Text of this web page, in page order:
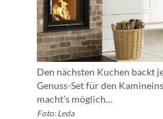
Den nächsten Kuchen backt
Genuss-Set für den
macht’s möglich…
Foto: Leda